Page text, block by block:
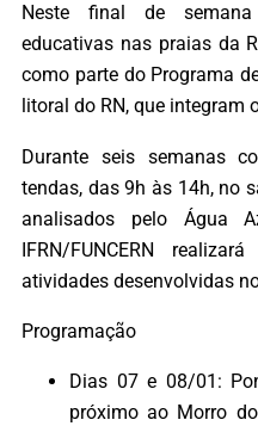
Neste final de
educativas nas praias da
como parte do Programa
litoral do RN, que integram
Durante seis semanas
tendas, das 9h às 14h, no
analisados pelo Água
IFRN/FUNCERN
atividades desenvolvidas
Programação
Dias 07 e 08/01:
próximo ao Morro